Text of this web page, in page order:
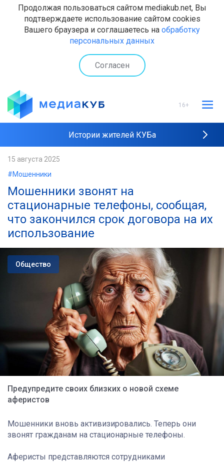
Продолжая пользоваться сайтом mediakub.net, Вы
подтверждаете использование сайтом cookies
Вашего браузера и соглашаетесь на обработку
персональных данных
Согласен
16+
Истории жителей КУБа
15 августа 2025
#Мошенники
Мошенники звонят на
стационарные телефоны, сообщая,
что закончился срок договора на их
использование
Общество
Предупредите своих близких о новой схеме
аферистов
Мошенники вновь активизировались. Теперь они
звонят гражданам на стационарные телефоны.
Аферисты представляются сотрудниками